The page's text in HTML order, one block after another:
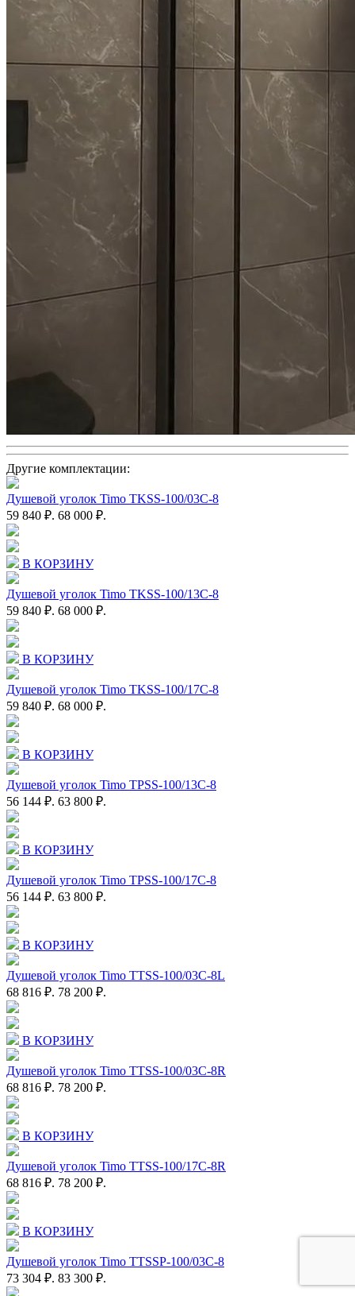
Другие комплектации:
Душевой уголок Timo TKSS-100/03C-8
59 840 ₽. 68 000 ₽.
В КОРЗИНУ
Душевой уголок Timo TKSS-100/13C-8
59 840 ₽. 68 000 ₽.
В КОРЗИНУ
Душевой уголок Timo TKSS-100/17C-8
59 840 ₽. 68 000 ₽.
В КОРЗИНУ
Душевой уголок Timo TPSS-100/13C-8
56 144 ₽. 63 800 ₽.
В КОРЗИНУ
Душевой уголок Timo TPSS-100/17C-8
56 144 ₽. 63 800 ₽.
В КОРЗИНУ
Душевой уголок Timo TTSS-100/03C-8L
68 816 ₽. 78 200 ₽.
В КОРЗИНУ
Душевой уголок Timo TTSS-100/03C-8R
68 816 ₽. 78 200 ₽.
В КОРЗИНУ
Душевой уголок Timo TTSS-100/17C-8R
68 816 ₽. 78 200 ₽.
В КОРЗИНУ
Душевой уголок Timo TTSSP-100/03C-8
73 304 ₽. 83 300 ₽.